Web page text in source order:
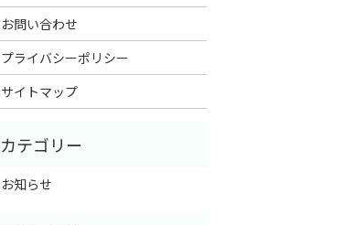
お問い合わせ
プライバシーポリシー
サイトマップ
お知らせ